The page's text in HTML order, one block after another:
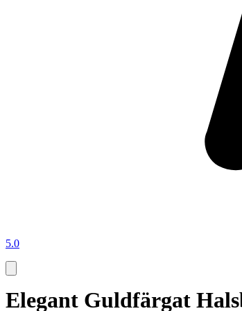
5.0
Elegant Guldfärgat